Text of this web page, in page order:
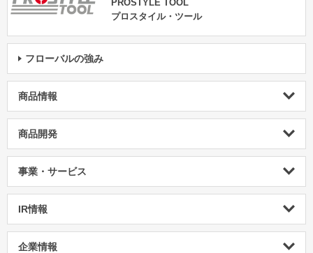
PROSTYLE TOOL
プロスタイル・ツール
フローバルの強み
商品情報
商品開発
事業・サービス
IR情報
企業情報